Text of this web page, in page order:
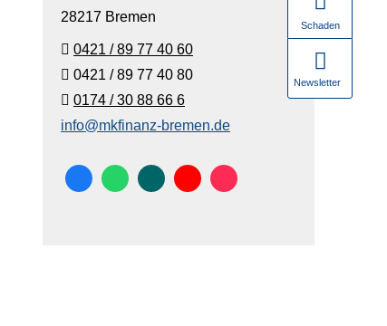
28217 Bremen
0421 / 89 77 40 60
0421 / 89 77 40 80
0174 / 30 88 66 6
info@mkfinanz-bremen.de
Schaden
Newsletter